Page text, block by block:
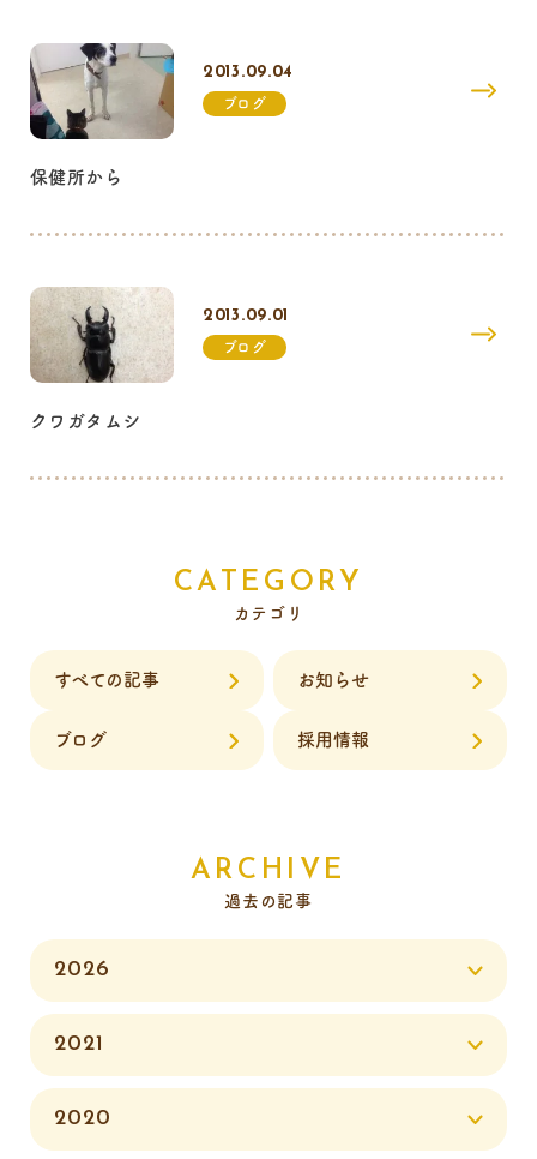
2013.09.04
ブログ
保健所から
2013.09.01
ブログ
クワガタムシ
CATEGORY
カテゴリ
すべての記事 お知らせ
ブログ 採用情報
ARCHIVE
過去の記事
2026
2021
2020